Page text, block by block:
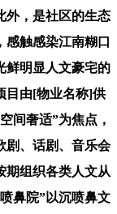
外，是社区的生态
触感染江南糊口
鲜明显人文豪宅的
目由[物业名称]供
间奢适”为焦点，
剧、话剧、音乐会
期组织各类人文从
鼻院”以沉喷鼻文